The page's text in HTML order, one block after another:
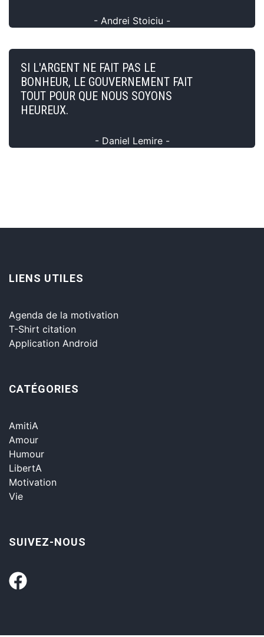
- Andrei Stoiciu -
SI L'ARGENT NE FAIT PAS LE
BONHEUR, LE GOUVERNEMENT FAIT
TOUT POUR QUE NOUS SOYONS
HEUREUX.
- Daniel Lemire -
LIENS UTILES
Agenda de la motivation
T-Shirt citation
Application Android
CATÉGORIES
AmitiA
Amour
Humour
LibertA
Motivation
Vie
SUIVEZ-NOUS